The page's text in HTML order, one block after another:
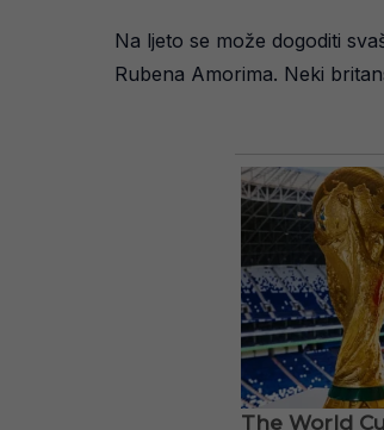
Na ljeto se može dogoditi
Rubena Amorima. Neki